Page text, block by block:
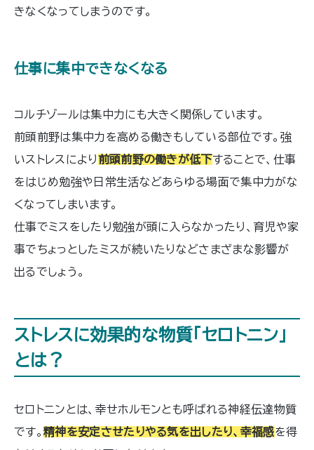
きなくなってしまうのです。
仕事に集中できなくなる
コルチゾールは集中力にも大きく関係しています。
前頭前野は集中力を高める働きもしている部位です。強
いストレスにより前頭前野の働きが低下することで、仕事
をはじめ勉強や日常生活などあらゆる場面で集中力がな
くなってしまいます。
仕事でミスをしたり勉強が頭に入らなかったり、育児や家
事でちょっとしたミスが続いたりなどさまざまな影響が
出るでしょう。
ストレスに効果的な物質「セロトニン」
とは？
セロトニンとは、幸せホルモンとも呼ばれる神経伝達物質
です。 精神を安定させたりやる気を出したり、幸福感を得